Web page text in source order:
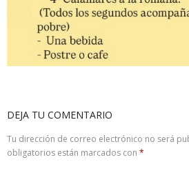
DEJA TU COMENTARIO
Tu dirección de correo electrónico no será
obligatorios están marcados con *